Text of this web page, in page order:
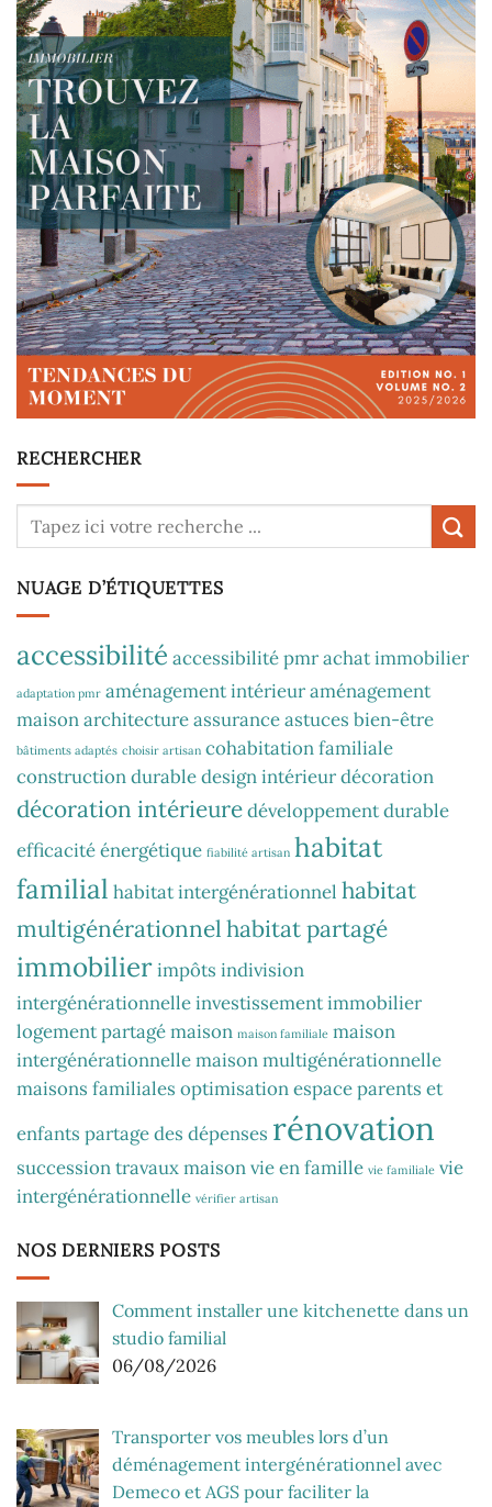
RECHERCHER
NUAGE D’ÉTIQUETTES
accessibilité accessibilité pmrachat immobilier
adaptation pmr aménagement intérieuraménagement
maisonarchitectureassuranceastuces bien-être
bâtiments adaptés choisir artisan cohabitation familiale
construction durabledesign intérieurdécoration
décoration intérieuredéveloppement durable
efficacité énergétique fiabilité artisan habitat
familial habitat intergénérationnel habitat
multigénérationnelhabitat partagé
immobilierimpôts indivision
intergénérationnelleinvestissement immobilier
logement partagémaison maison familiale maison
intergénérationnellemaison multigénérationnelle
maisons familiales optimisation espaceparents et
enfants partage des dépenses rénovation
successiontravaux maisonvie en famille vie familiale vie
intergénérationnelle vérifier artisan
NOS DERNIERS POSTS
Comment installer une kitchenette dans un
studio familial
06/08/2026
Transporter vos meubles lors d’un
déménagement intergénérationnel avec
Demeco et AGS pour faciliter la